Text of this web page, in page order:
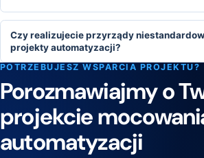
Czy realizujecie przyrządy
projekty automatyzacji?
POTRZEBUJESZ WSPARCIA PROJEKTU?
Porozmawiajmy o
projekcie
automatyzacji